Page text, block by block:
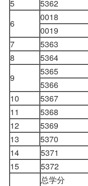
5
5362
6
0018
0019
7
5363
8
5364
9
5365
5366
10
5367
11
5368
12
5369
13
5370
14
5371
15
5372
总学分